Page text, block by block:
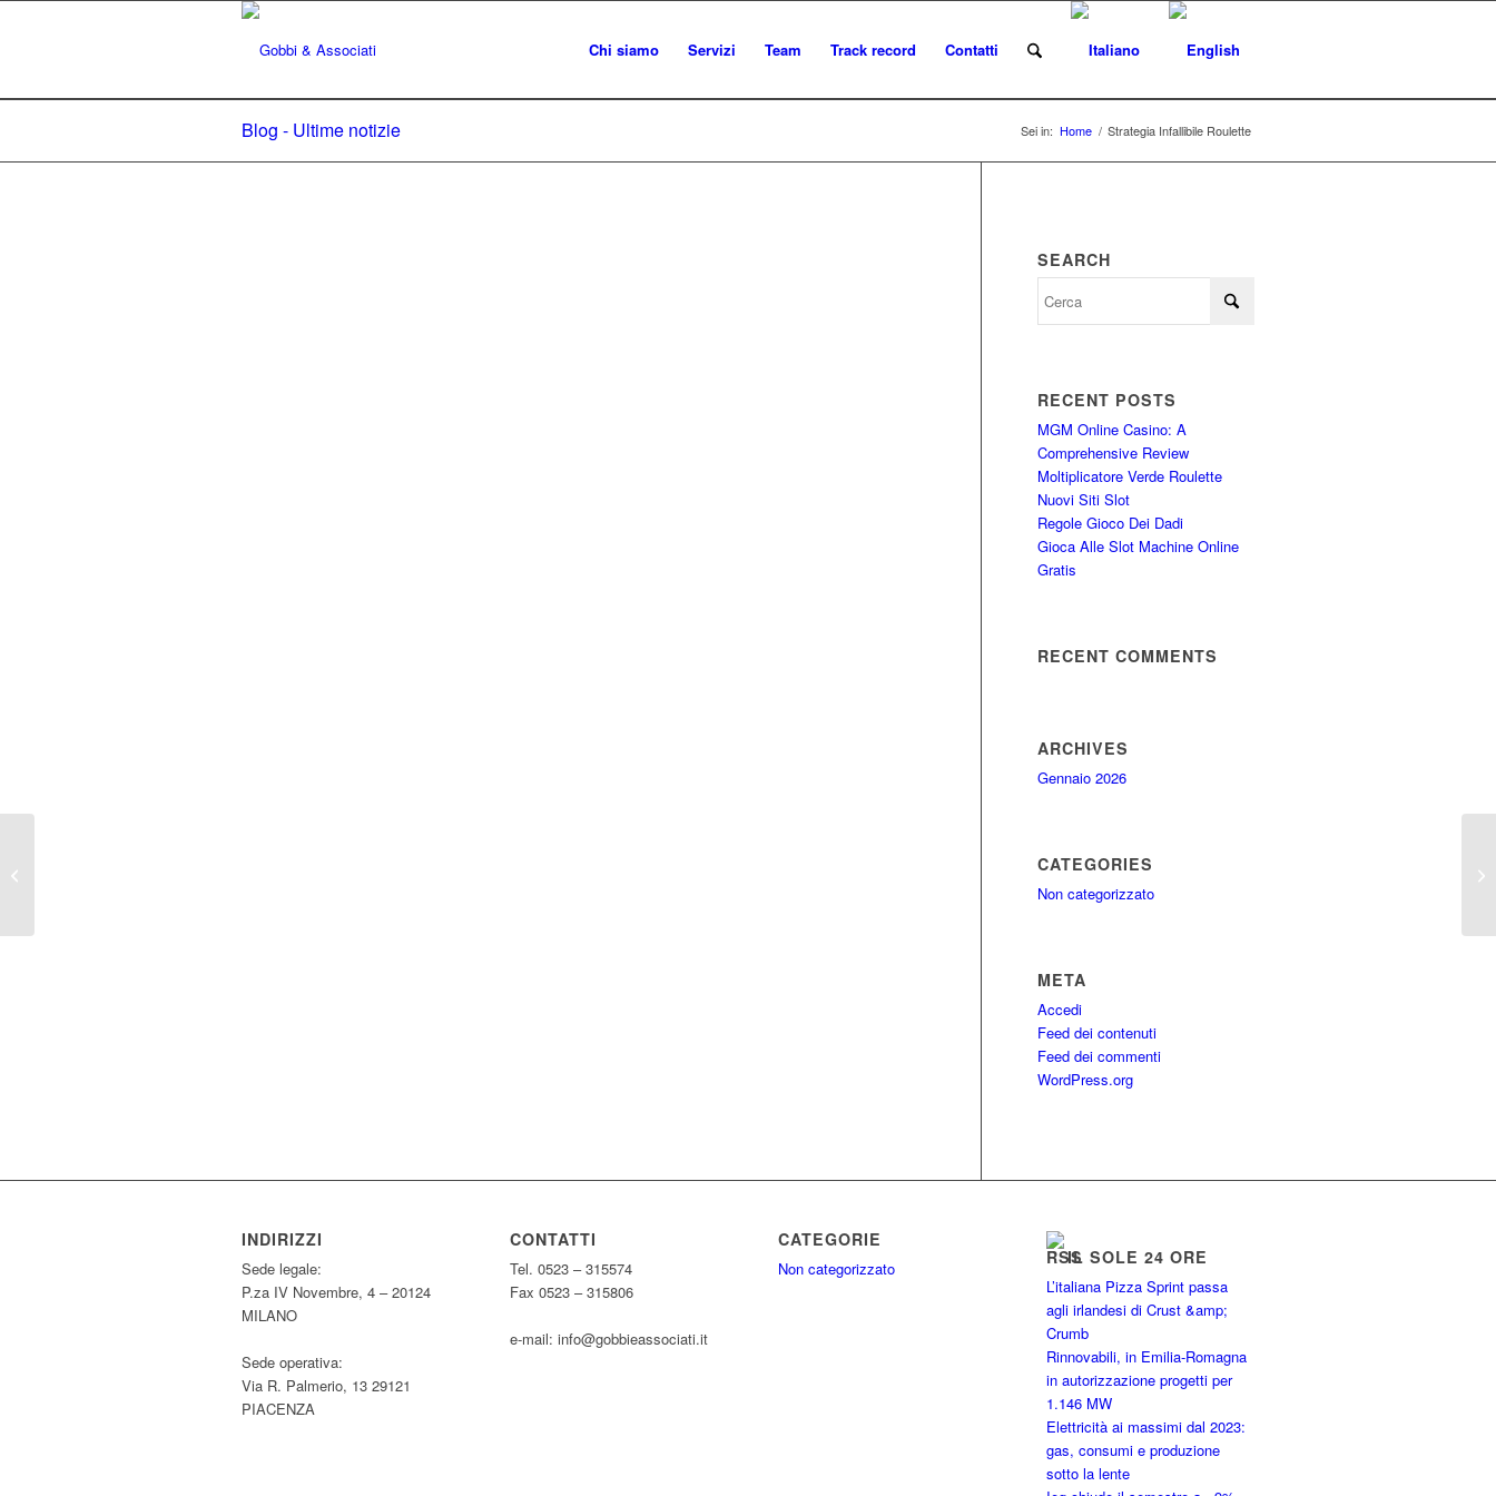
Chi siamo Servizi Team Track record Contatti
Blog - Ultime notizie Sei in: Home / Strategia Infallibile Roulette
SEARCH
RECENT POSTS
MGM Online Casino: A
Comprehensive Review
Moltiplicatore Verde Roulette
Nuovi Siti Slot
Regole Gioco Dei Dadi
Gioca Alle Slot Machine Online
Gratis
RECENT COMMENTS
ARCHIVES
Gennaio 2026
CATEGORIES
Non categorizzato
META
Accedi
Feed dei contenuti
Feed dei commenti
WordPress.org
INDIRIZZI
Sede legale:
P.za IV Novembre, 4 – 20124
MILANO
Sede operativa:
Via R. Palmerio, 13 29121
PIACENZA
CONTATTI
Tel. 0523 – 315574
Fax 0523 – 315806
e-mail: info@gobbieassociati.it
CATEGORIE
Non categorizzato
IL SOLE 24 ORE
L’italiana Pizza Sprint passa
agli irlandesi di Crust &amp;
Crumb
Rinnovabili, in Emilia-Romagna
in autorizzazione progetti per
1.146 MW
Elettricità ai massimi dal 2023:
gas, consumi e produzione
sotto la lente